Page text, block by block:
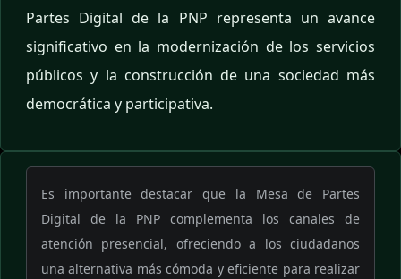
Partes Digital de la PNP representa un avance
significativo en la modernización de los servicios
públicos y la construcción de una sociedad más
democrática y participativa.
Es importante destacar que la Mesa de Partes
Digital de la PNP complementa los canales de
atención presencial, ofreciendo a los ciudadanos
una alternativa más cómoda y eficiente para realizar